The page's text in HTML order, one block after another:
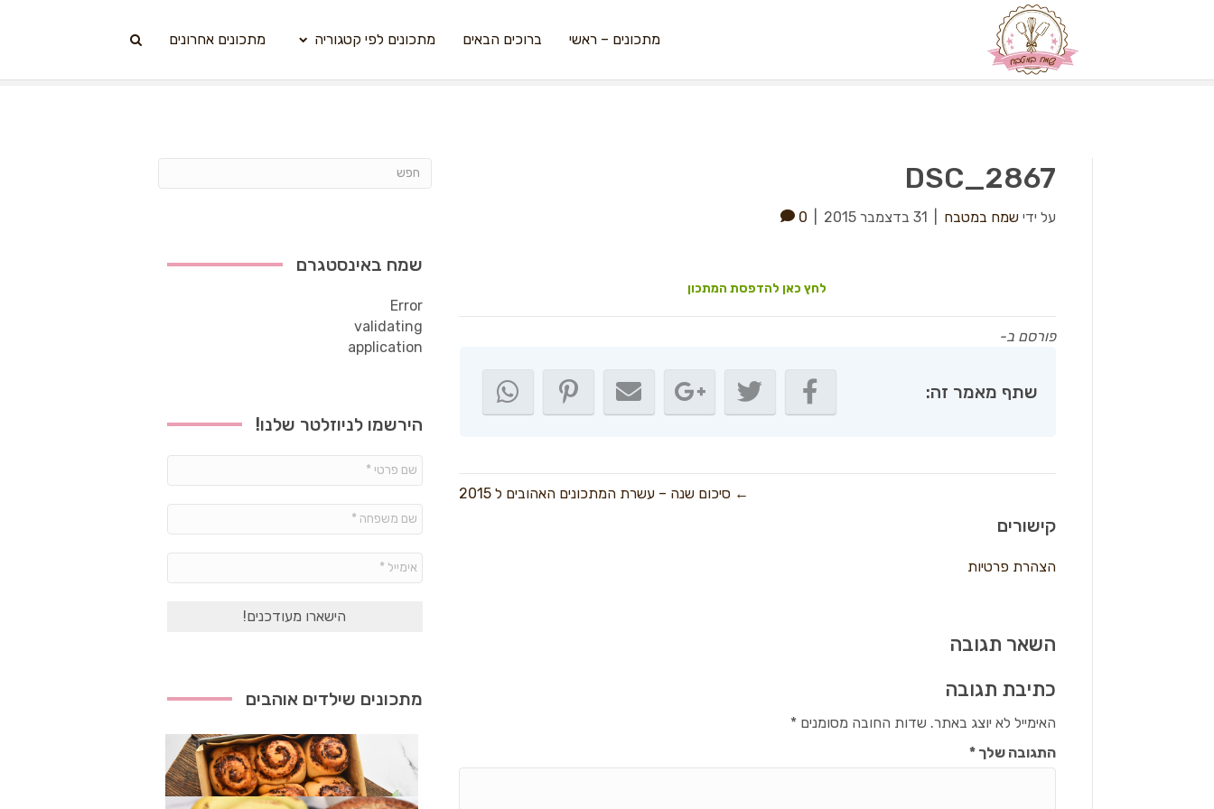
מתכונים – ראשי ברוכים הבאים מתכונים לפי קטגוריה מתכונים אחרונים
DSC_2867
על ידי שמח במטבח 31 בדצמבר 2015 0
לחץ כאן להדפסת המתכון
פורסם ב-
שתף מאמר זה:
← סיכום שנה – עשרת המתכונים האהובים ל 2015
קישורים
הצהרת פרטיות
השאר תגובה
כתיבת תגובה
האימייל לא יוצג באתר. שדות החובה מסומנים*
התגובה שלך*
שמח באינסטגרם
Error
validating
application
הירשמו לניוזלטר שלנו!
פרטי
משפחה
*
מתכונים שילדים אוהבים